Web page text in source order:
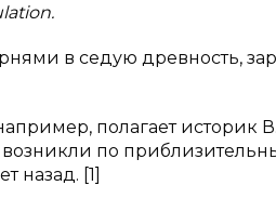
в седую древность,
полагает историк
по
назад. [1]